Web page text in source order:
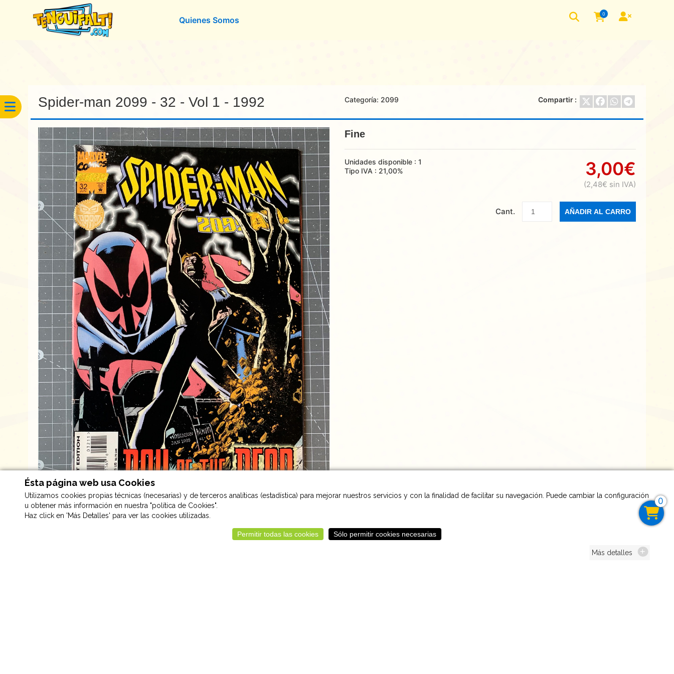
Quienes Somos
0
Spider-man 2099 - 32 - Vol 1 - 1992 Compartir :
Categoría: 2099
Fine
Unidades disponible : 1
Tipo IVA : 21,00%
3,00€
(2,48€ sin IVA)
Cant. AÑADIR AL CARRO
0
Ésta página web usa Cookies
Utilizamos cookies propias técnicas (necesarias) y de terceros analíticas (estadística) para mejorar nuestros servicios y con la finalidad de facilitar su navegación. Puede cambiar la configuración
u obtener más información en nuestra "política de Cookies".
Haz click en 'Más Detalles' para ver las cookies utilizadas.
Permitir todas las cookies Sólo permitir cookies necesarias
Más detalles